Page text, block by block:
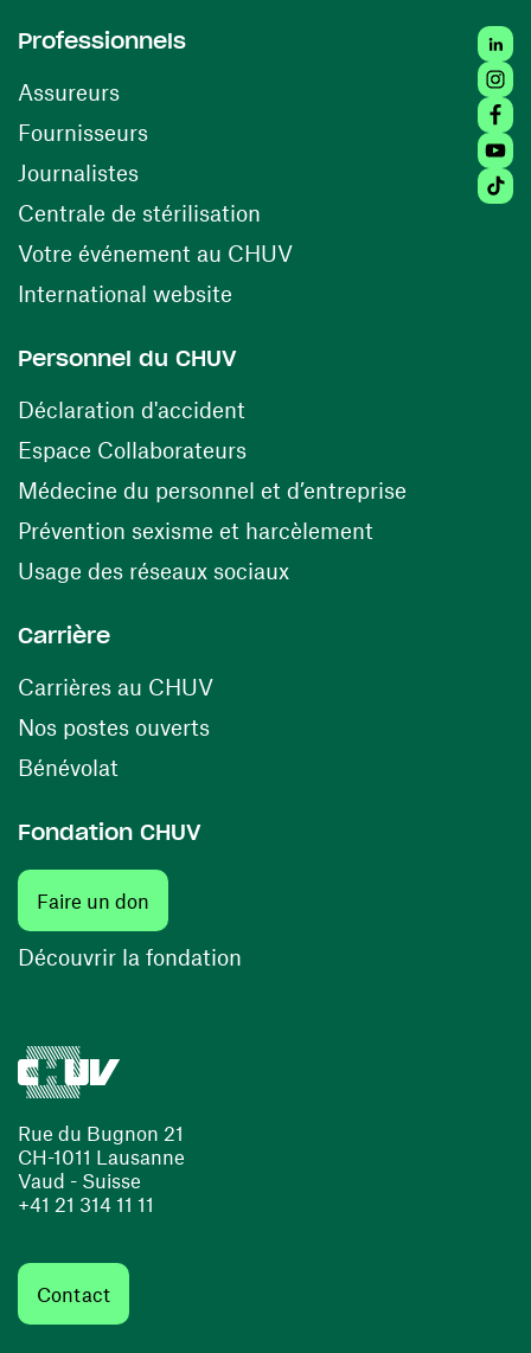
Rue du Bugnon 21
CH-1011 Lausanne
Vaud - Suisse
+41 21 314 11 11
Contact
Professionnels
Assureurs
Fournisseurs(ouvre une nouvelle fenêtre)
Journalistes
Centrale de stérilisation (ouvre une nouvelle
Votre événement au CHUV(ouvre une nouvelle
International website
Personnel du CHUV
Déclaration d'accident
Espace Collaborateurs(ouvre une nouvelle fenêtre)
Médecine du personnel et d’entreprise
Prévention sexisme et harcèlement
Usage des réseaux sociaux(ouvre une nouvelle
Carrière
Carrières au CHUV(ouvre une nouvelle fenêtre)
Nos postes ouverts(ouvre une nouvelle fenêtre)
Bénévolat
Fondation CHUV
Faire un don
Découvrir la fondation